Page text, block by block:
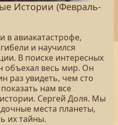
Истории (Февраль-
в авиакатастрофе,
и научился
В поиске интересных
объехал весь мир. Он
раз увидеть, чем сто
нам все
Сергей Доля. Мы
места планеты,
их тайны.